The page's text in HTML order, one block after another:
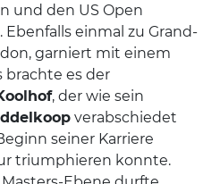
und den US Open
einmal zu Grand-
garniert mit einem
brachte es der
, der wie sein
verabschiedet
seiner Karriere
triumphieren konnte.